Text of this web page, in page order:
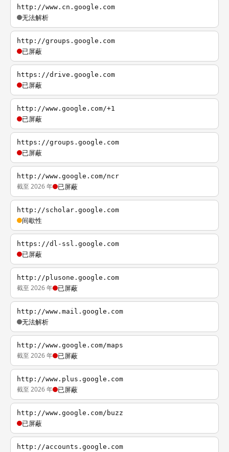
http://www.cn.google.com
无法解析
http://groups.google.com
已屏蔽
https://drive.google.com
已屏蔽
http://www.google.com/+1
已屏蔽
https://groups.google.com
已屏蔽
http://www.google.com/ncr
截至 2026 年 已屏蔽
http://scholar.google.com
间歇性
https://dl-ssl.google.com
已屏蔽
http://plusone.google.com
截至 2026 年 已屏蔽
http://www.mail.google.com
无法解析
http://www.google.com/maps
截至 2026 年 已屏蔽
http://www.plus.google.com
截至 2026 年 已屏蔽
http://www.google.com/buzz
已屏蔽
http://accounts.google.com